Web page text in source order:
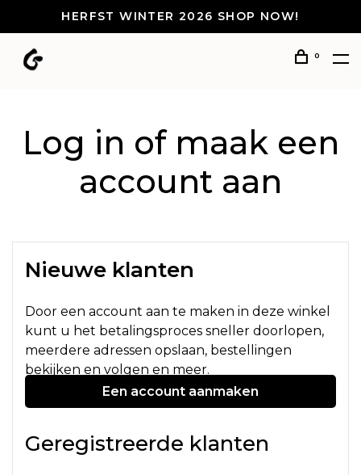
HERFST WINTER 2026 SHOP NOW!
0
Log in of maak een
account aan
Nieuwe klanten
Door een account aan te maken in deze winkel
kunt u het betalingsproces sneller doorlopen,
meerdere adressen opslaan, bestellingen
bekijken en volgen en meer.
Een account aanmaken
Geregistreerde klanten